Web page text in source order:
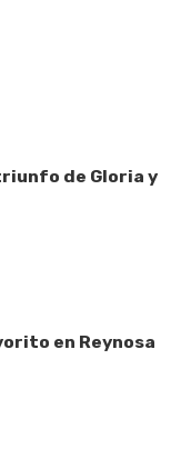
de Gloria y
en Reynosa